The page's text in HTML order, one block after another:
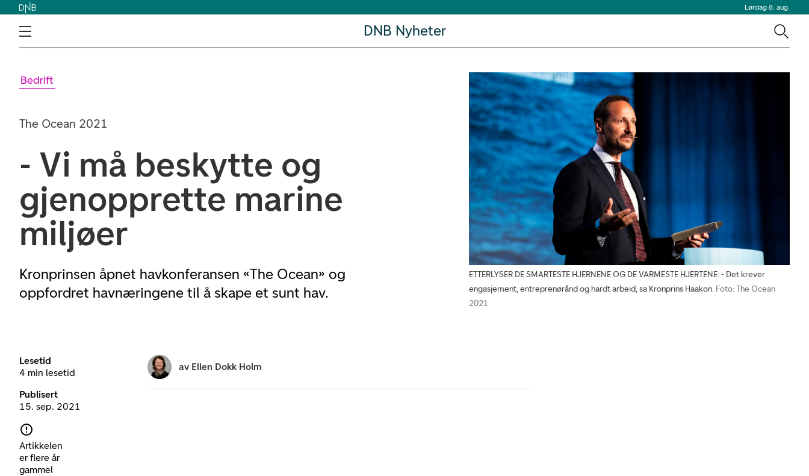
Lørdag 8. aug.
DNB Nyheter
Bedrift
The Ocean 2021
- Vi må beskytte og
gjenopprette marine
miljøer
Kronprinsen åpnet havkonferansen «The Ocean» og
oppfordret havnæringene til å skape et sunt hav.
ETTERLYSER DE SMARTESTE HJERNENE OG DE VARMESTE HJERTENE: - Det krever
engasjement, entreprenørånd og hardt arbeid, sa Kronprins Haakon. Foto: The Ocean
2021
Lesetid
4 min lesetid
Publisert
15. sep. 2021
Artikkelen
er flere år
gammel
av Ellen Dokk Holm